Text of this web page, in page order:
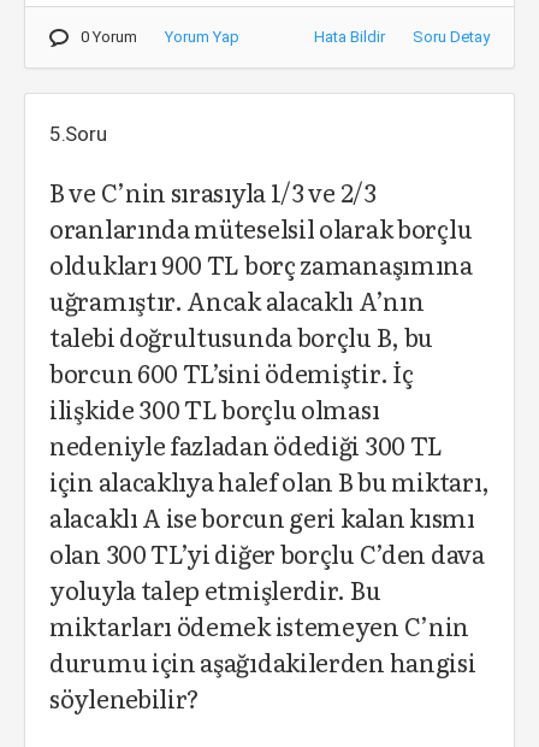
0 Yorum Yorum Yap Hata Bildir Soru Detay
5.Soru
B ve C’nin sırasıyla 1/3 ve 2/3
oranlarında müteselsil olarak borçlu
oldukları 900 TL borç zamanaşımına
uğramıştır. Ancak alacaklı A’nın
talebi doğrultusunda borçlu B, bu
borcun 600 TL’sini ödemiştir. İç
ilişkide 300 TL borçlu olması
nedeniyle fazladan ödediği 300 TL
için alacaklıya halef olan B bu miktarı,
alacaklı A ise borcun geri kalan kısmı
olan 300 TL’yi diğer borçlu C’den dava
yoluyla talep etmişlerdir. Bu
miktarları ödemek istemeyen C’nin
durumu için aşağıdakilerden hangisi
söylenebilir?